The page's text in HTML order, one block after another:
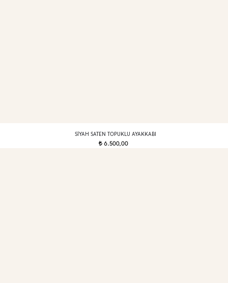
SIYAH SATEN TOPUKLU AYAKKABI
t 6.500,00